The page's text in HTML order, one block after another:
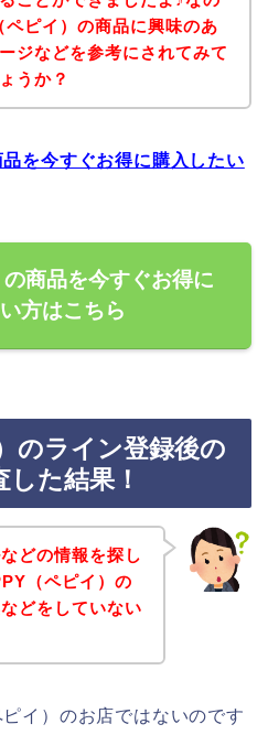
ピイ）の商品に興味のあ
ジなどを参考にされてみて
うか？
を今すぐお得に購入したい
商品を今すぐお得に
方はこちら
のライン登録後の
た結果！
どの情報を探し
（ペピイ）の
どをしていない
イ）のお店ではないのです